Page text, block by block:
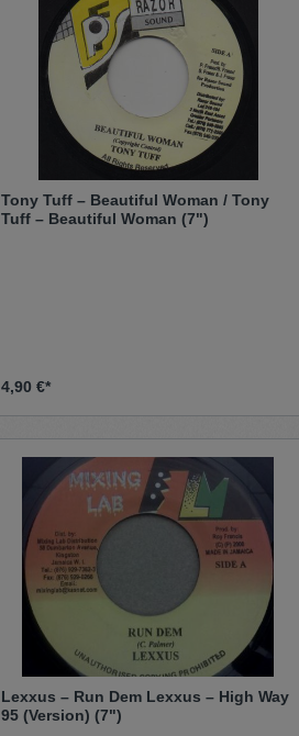
Tony Tuff – Beautiful Woman / Tony
Tuff – Beautiful Woman (7")
4,90 €*
Lexxus – Run Dem Lexxus – High Way
95 (Version) (7")